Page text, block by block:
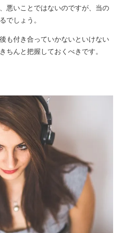
悪いことではないのですが、当の
でしょう。
も付き合っていかないといけない
ちんと把握しておくべきです。